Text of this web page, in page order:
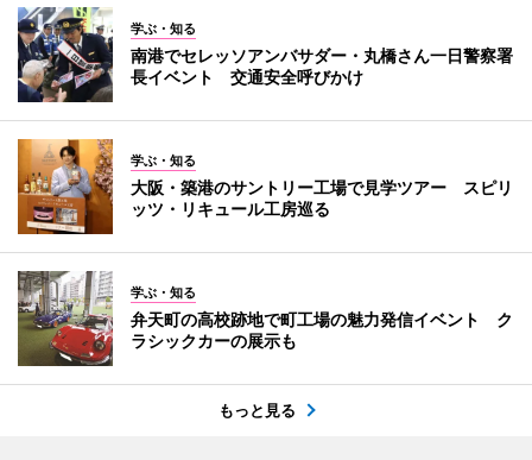
学ぶ・知る
南港でセレッソアンバサダー・丸橋さん一日警察署
長イベント 交通安全呼びかけ
学ぶ・知る
大阪・築港のサントリー工場で見学ツアー スピリ
ッツ・リキュール工房巡る
学ぶ・知る
弁天町の高校跡地で町工場の魅力発信イベント ク
ラシックカーの展示も
もっと見る